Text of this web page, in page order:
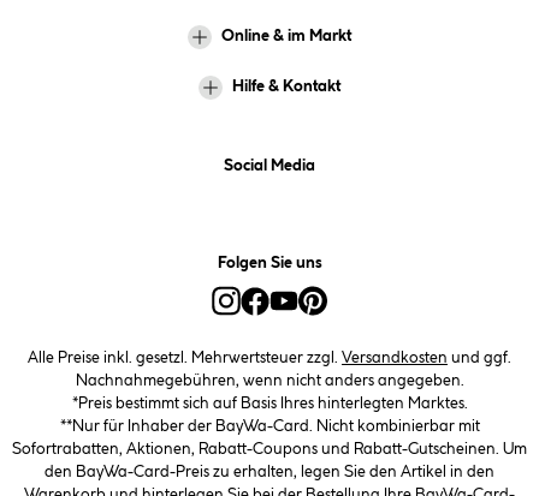
Online & im Markt
Hilfe & Kontakt
Social Media
Folgen Sie uns
Alle Preise inkl. gesetzl. Mehrwertsteuer zzgl. Versandkosten und ggf.
Nachnahmegebühren, wenn nicht anders angegeben.
*Preis bestimmt sich auf Basis Ihres hinterlegten Marktes.
**Nur für Inhaber der BayWa-Card. Nicht kombinierbar mit
Sofortrabatten, Aktionen, Rabatt-Coupons und Rabatt-Gutscheinen. Um
den BayWa-Card-Preis zu erhalten, legen Sie den Artikel in den